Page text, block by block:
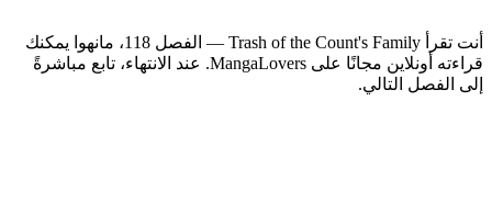
أنت تقرأ Trash of the Count's Family — الفصل 118، مانهوا يمكنك
قراءته أونلاين مجانًا على MangaLovers.
عند الانتهاء، تابع مباشرةً
إلى الفصل التالي.